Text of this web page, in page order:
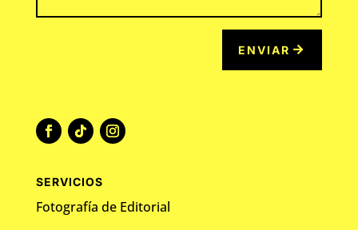
ENVIAR
SERVICIOS
Fotografía de Editorial